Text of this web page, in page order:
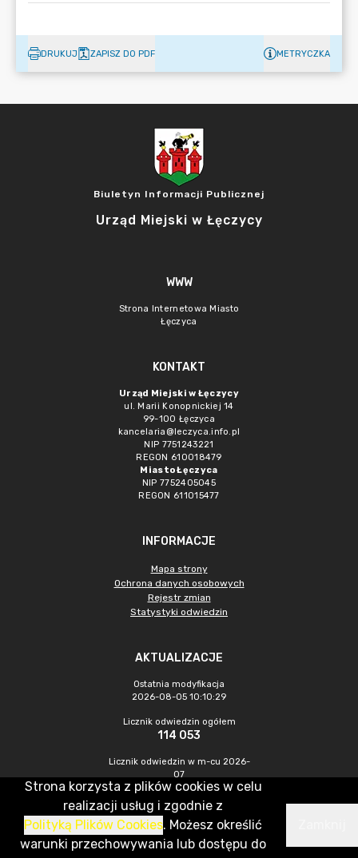
DRUKUJ ZAPISZ DO PDF METRYCZKA
Biuletyn Informacji Publicznej
Urząd Miejski w Łęczycy
WWW
Strona Internetowa Miasto
Łęczyca
KONTAKT
Urząd Miejski w Łęczycy
ul. Marii Konopnickiej 14
99-100 Łęczyca
kancelaria@leczyca.info.pl
NIP 7751243221
REGON 610018479
Miasto Łęczyca
NIP 7752405045
REGON 611015477
INFORMACJE
Mapa strony
Ochrona danych osobowych
Rejestr zmian
Statystyki odwiedzin
AKTUALIZACJE
Ostatnia modyfikacja
2026-08-05 10:10:29
Licznik odwiedzin ogółem
114 053
Licznik odwiedzin w m-cu 2026-
07
572
CMS & Hosting: Nefeni Sp. z o.o.
Strona korzysta z plików cookies w celu
realizacji usług i zgodnie z
Polityką Plików Cookies. Możesz określić
warunki przechowywania lub dostępu do